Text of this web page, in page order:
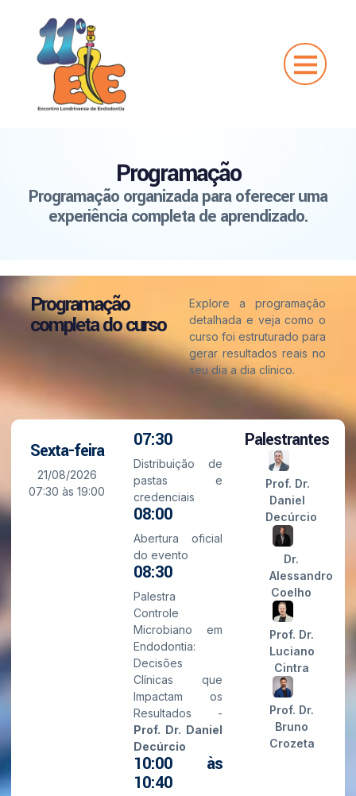
Programação
Programação organizada para oferecer uma
experiência completa de aprendizado.
Programação
completa do curso
Explore a programação
detalhada e veja como o
curso foi estruturado para
gerar resultados reais no
seu dia a dia clínico.
Sexta-feira
21/08/2026
07:30 às 19:00
07:30
Distribuição de
pastas e
credenciais
08:00
Abertura oficial
do evento
08:30
Palestra
Controle
Microbiano em
Endodontia:
Decisões
Clínicas que
Impactam os
Resultados -
Prof. Dr. Daniel
Decúrcio
10:00 às
10:40
Palestrantes
Prof. Dr.
Daniel
Decúrcio
Dr.
Alessandro
Coelho
Prof. Dr.
Luciano
Cintra
Prof. Dr.
Bruno
Crozeta